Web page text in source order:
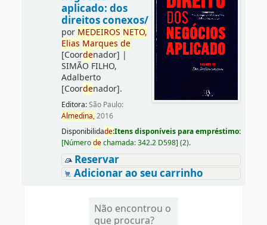
aplicado: dos
direitos conexos/
por MEDEIROS NETO,
Elias Marques de
[Coordenador] |
SIMÃO FILHO,
Adalberto
[Coordenador].
Editora:São Paulo:
Almedina,2016
Disponibilidade:Itens disponíveis para empréstimo:
[Númerodechamada:342.2 D598] (2).
Reservar
Adicionar ao seu carrinho
Não encontrou o
que procura?